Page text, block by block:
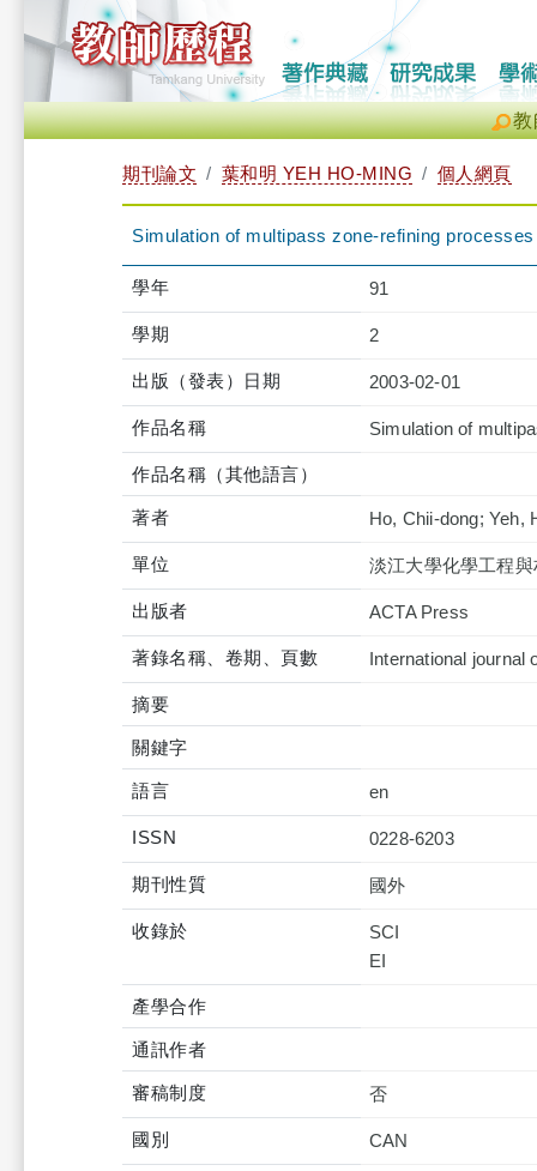
教
期刊論文 葉和明 YEH HO-MING 個人網頁
Simulation of multipass zone-refining processes
學年 91
學期 2
出版（發表）日期 2003-02-01
作品名稱 Simulation of
作品名稱（其他語言）
著者 Ho, Chii-dong; Yeh,
單位 淡江大學化學工程
出版者 ACTA Press
著錄名稱、卷期、頁數 International journal
摘要
關鍵字
語言 en
ISSN 0228-6203
期刊性質 國外
收錄於
SCI
產學合作
通訊作者
審稿制度 否
國別 CAN